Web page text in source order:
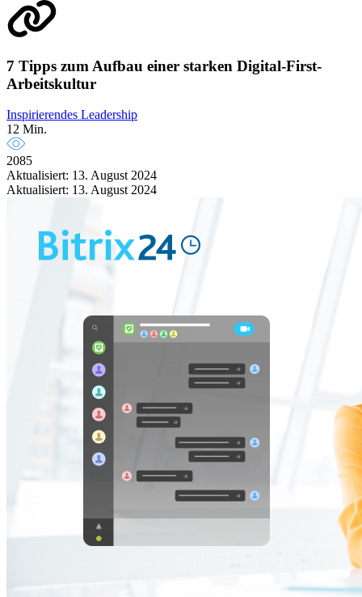
7 Tipps zum Aufbau einer starken Digital-First-
Arbeitskultur
Inspirierendes Leadership
12 Min.
2085
Aktualisiert: 13. August 2024
Aktualisiert: 13. August 2024